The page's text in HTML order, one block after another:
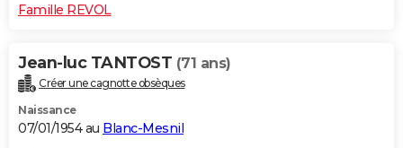
Famille REVOL
Jean-luc TANTOST (71 ans)
Créer une cagnotte obsèques
Naissance
07/01/1954 au Blanc-Mesnil